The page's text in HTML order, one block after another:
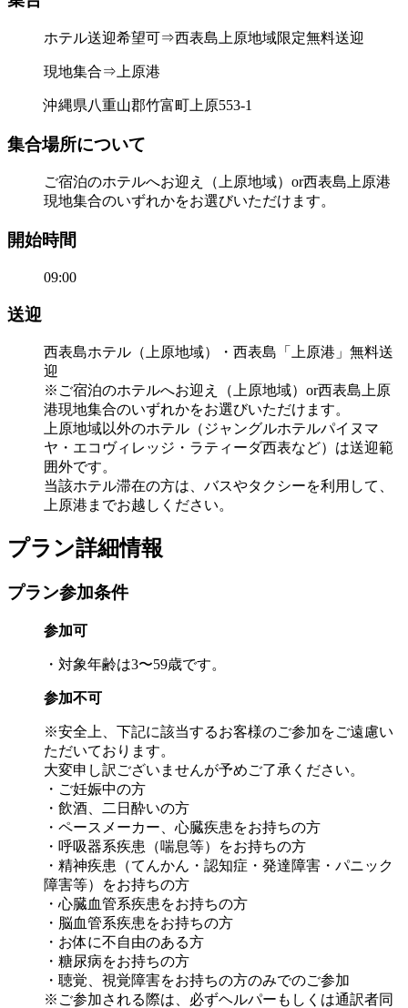
ホテル送迎希望可⇒西表島上原地域限定無料送迎
現地集合⇒上原港
沖縄県八重山郡竹富町上原553-1
集合場所について
ご宿泊のホテルへお迎え（上原地域）or西表島上原港
現地集合のいずれかをお選びいただけます。
開始時間
09:00
送迎
西表島ホテル（上原地域）・西表島「上原港」無料送
迎
※ご宿泊のホテルへお迎え（上原地域）or西表島上原
港現地集合のいずれかをお選びいただけます。
上原地域以外のホテル（ジャングルホテルパイヌマ
ヤ・エコヴィレッジ・ラティーダ西表など）は送迎範
囲外です。
当該ホテル滞在の方は、バスやタクシーを利用して、
上原港までお越しください。
プラン詳細情報
プラン参加条件
参加可
・対象年齢は3〜59歳です。
参加不可
※安全上、下記に該当するお客様のご参加をご遠慮い
ただいております。
大変申し訳ございませんが予めご了承ください。
・ご妊娠中の方
・飲酒、二日酔いの方
・ペースメーカー、心臓疾患をお持ちの方
・呼吸器系疾患（喘息等）をお持ちの方
・精神疾患（てんかん・認知症・発達障害・パニック
障害等）をお持ちの方
・心臓血管系疾患をお持ちの方
・脳血管系疾患をお持ちの方
・お体に不自由のある方
・糖尿病をお持ちの方
・聴覚、視覚障害をお持ちの方のみでのご参加
※ご参加される際は、必ずヘルパーもしくは通訳者同